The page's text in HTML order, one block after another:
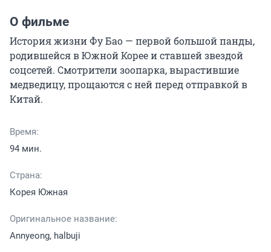
О фильме
История жизни Фу Бао — первой большой панды,
родившейся в Южной Корее и ставшей звездой
соцсетей. Смотрители зоопарка, вырастившие
медведицу, прощаются с ней перед отправкой в
Китай.
Время:
94 мин.
Страна:
Корея Южная
Оригинальное название:
Annyeong, halbuji